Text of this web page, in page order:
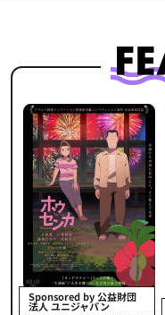
Sponsored by 公益財団
法人 ユニジャパン